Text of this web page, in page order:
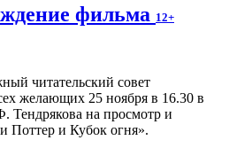
фильма 12+
читательский совет
желающих 25 ноября в 16.30 в
на просмотр и
Поттер и Кубок огня».